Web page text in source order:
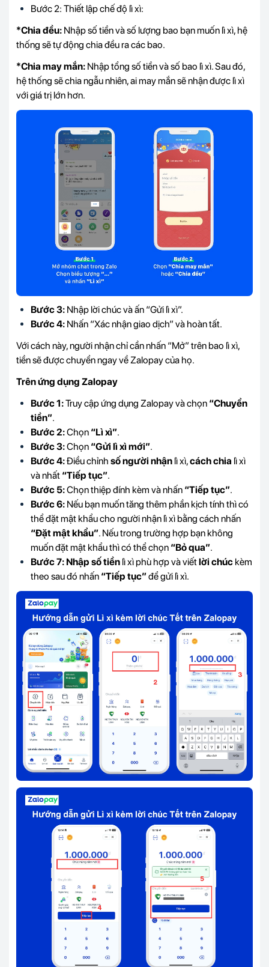
Bước 2: Thiết lập chế độ lì xì:
*Chia đều: Nhập số tiền và số lượng bao bạn muốn lì xì, hệ
thống sẽ tự động chia đều ra các bao.
*Chia may mắn: Nhập tổng số tiền và số bao lì xì. Sau đó,
hệ thống sẽ chia ngẫu nhiên, ai may mắn sẽ nhận được lì xì
với giá trị lớn hơn.
Bước 3: Nhập lời chúc và ấn “Gửi lì xì”.
Bước 4: Nhấn “Xác nhận giao dịch” và hoàn tất.
Với cách này, người nhận chỉ cần nhấn “Mở” trên bao lì xì,
tiền sẽ được chuyển ngay về Zalopay của họ.
Trênứng dụng Zalopay
Bước 1:Truy cập ứng dụng Zalopay và chọn “Chuyển
tiền”.
Bước 2:Chọn “Lì xì”.
Bước 3:Chọn “Gửi lì xì mới”.
Bước 4:Điều chỉnh số người nhận lì xì,cách chia lì xì
và nhất “Tiếp tục”.
Bước 5:Chọn thiệp đính kèm và nhấn “Tiếp tục”.
Bước 6: Nếu bạn muốn tăng thêm phần kịch tính thì có
thể đặt mật khẩu cho người nhận lì xì bằng cách nhấn
“Đặt mật khẩu”. Nếu trong trường hợp bạn không
muốn đặt mật khẩu thì có thể chọn “Bỏ qua”.
Bước 7: Nhập số tiền lì xì phù hợp và viếtlời chúc kèm
theo sau đó nhấn “Tiếp tục” để gửi lì xì.